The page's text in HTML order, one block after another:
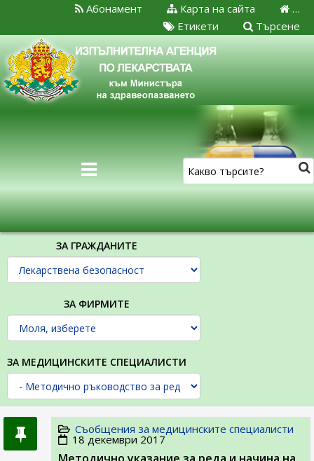
…
Карта на сайта
Абонамент
Търсене
Етикети
ЗА ГРАЖДАНИТЕ
ЗА ФИРМИТЕ
ЗА МЕДИЦИНСКИТЕ СПЕЦИАЛИСТИ
Съобщения за медицинските специалисти
18 декември 2017